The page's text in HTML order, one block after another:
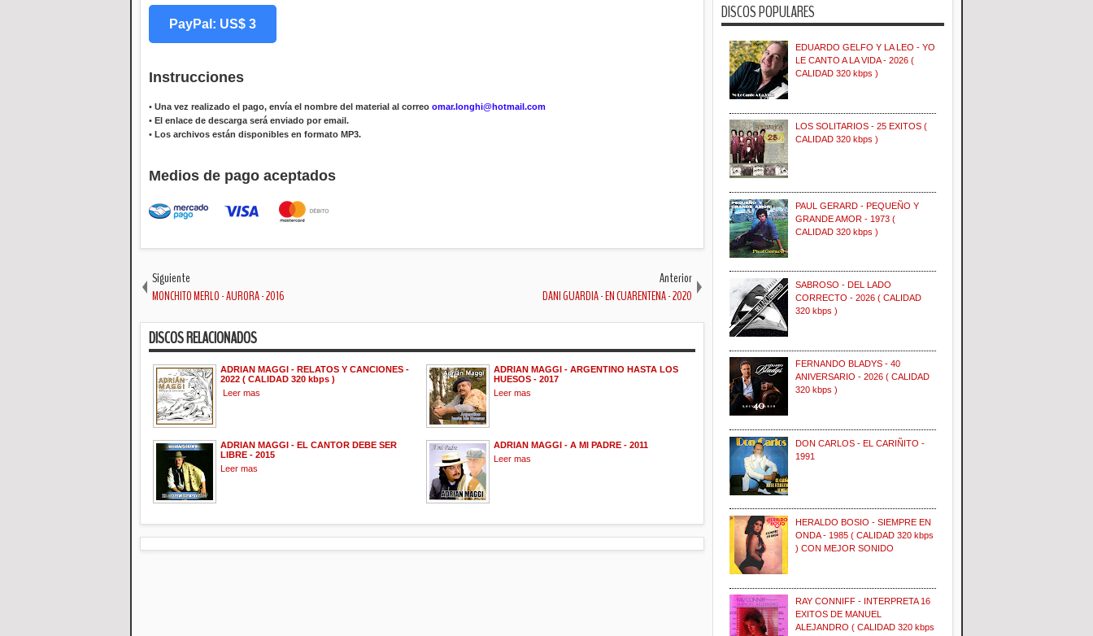
PayPal: US$ 3
Instrucciones
• Una vez realizado el pago, envía el nombre del material al correo omar.longhi@hotmail.com
• El enlace de descarga será enviado por email.
• Los archivos están disponibles en formato MP3.
Medios de pago aceptados
Siguiente
MONCHITO MERLO - AURORA - 2016
Anterior
DANI GUARDIA - EN CUARENTENA - 2020
DISCOS RELACIONADOS
ADRIAN MAGGI - RELATOS Y CANCIONES -
2022 ( CALIDAD 320 kbps )
Leer mas
ADRIAN MAGGI - ARGENTINO HASTA LOS
HUESOS - 2017
Leer mas
ADRIAN MAGGI - EL CANTOR DEBE SER
LIBRE - 2015
Leer mas
ADRIAN MAGGI - A MI PADRE - 2011
Leer mas
DISCOS POPULARES
EDUARDO GELFO Y LA LEO - YO
LE CANTO A LA VIDA - 2026 (
CALIDAD 320 kbps )
LOS SOLITARIOS - 25 EXITOS (
CALIDAD 320 kbps )
PAUL GERARD - PEQUEÑO Y
GRANDE AMOR - 1973 (
CALIDAD 320 kbps )
SABROSO - DEL LADO
CORRECTO - 2026 ( CALIDAD
320 kbps )
FERNANDO BLADYS - 40
ANIVERSARIO - 2026 ( CALIDAD
320 kbps )
DON CARLOS - EL CARIÑITO -
1991
HERALDO BOSIO - SIEMPRE EN
ONDA - 1985 ( CALIDAD 320 kbps
) CON MEJOR SONIDO
RAY CONNIFF - INTERPRETA 16
EXITOS DE MANUEL
ALEJANDRO ( CALIDAD 320 kbps